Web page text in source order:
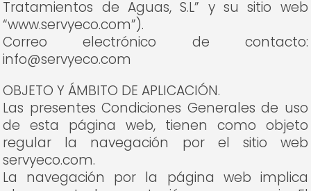
Tratamientos de Aguas, S.L” y su sitio web
“www.servyeco.com”).
Correo electrónico de contacto:
info@servyeco.com
OBJETO Y ÁMBITO DE APLICACIÓN.
Las presentes Condiciones Generales de uso
de esta página web, tienen como objeto
regular la navegación por el sitio web
servyeco.com.
La navegación por la página web implica